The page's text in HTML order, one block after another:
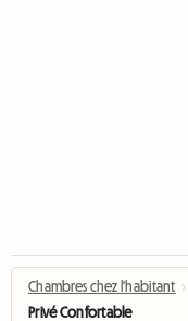
Chambres chez l'habitant ›
Privé Confortable